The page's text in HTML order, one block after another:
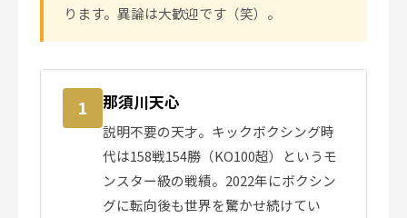
ります。異論は大歓迎です（笑）。
1 那須川天心
説明不要の天才。キックボクシング時
代は158戦154勝（KO100超）というモ
ンスター級の戦績。2022年にボクシン
グに転向後も世界を驚かせ続けてい